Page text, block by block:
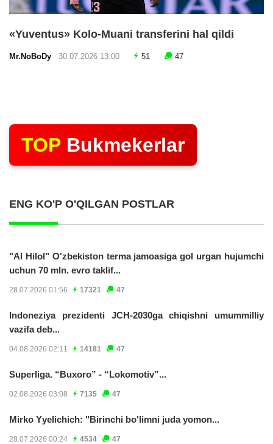
«Yuventus» Kolo-Muani transferini hal qildi
Mr.NoBoDy 30.07.2026 13:00 51 47
TOP Bukmekerlar
ENG KO'P O'QILGAN POSTLAR
"Al Hilol" O'zbekiston terma jamoasiga gol urgan hujumchi
uchun 70 mln. evro taklif...
28.07.2026 01:56 17321 47
Indoneziya prezidenti JCH-2030ga chiqishni umummilliy
vazifa deb...
04.08.2026 02:11 14181 47
Superliga. “Buxoro” - “Lokomotiv”...
02.08.2026 03:08 7135 47
Mirko Yyelichich: "Birinchi bo'limni juda yomon...
28.07.2026 00:24 4534 47